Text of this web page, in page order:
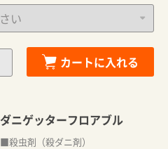
カートに入れる
ダニゲッターフロアブル
■殺虫剤（殺ダニ剤）